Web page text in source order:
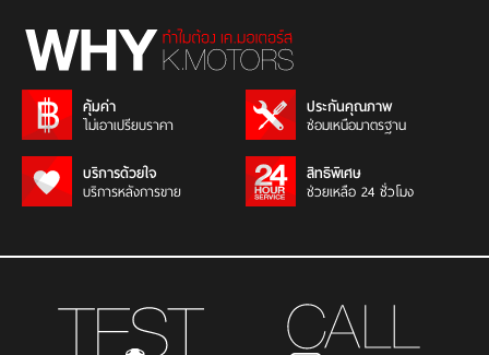
คุ้มค่า
ไม่เอาเปรียบราคา
ประกันคุณภาพ
ซ่อมเหนือมาตรฐาน
บริการด้วยใจ
บริการหลังการขาย
สิทธิพิเศษ
ช่วยเหลือ 24 ชั่วโมง